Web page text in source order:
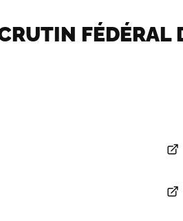
FÉDÉRAL